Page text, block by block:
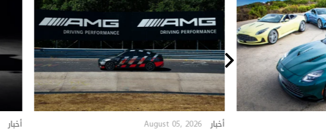
أخبار August 05, 2026 أخبار